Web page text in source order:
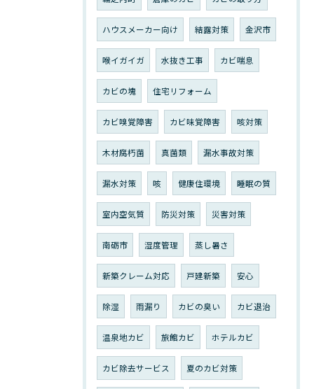
ハウスメーカー向け 結露対策 金沢市
喉イガイガ 水抜き工事 カビ喘息
カビの塊 住宅リフォーム
カビ嗅覚障害 カビ味覚障害 咳対策
木材腐朽菌 真菌類 漏水事故対策
漏水対策 咳 健康住環境 睡眠の質
室内空気質 防災対策 災害対策
南砺市 湿度管理 蒸し暑さ
新築クレーム対応 戸建新築 安心
除湿 雨漏り カビの臭い カビ退治
温泉地カビ 旅館カビ ホテルカビ
カビ除去サービス 夏のカビ対策